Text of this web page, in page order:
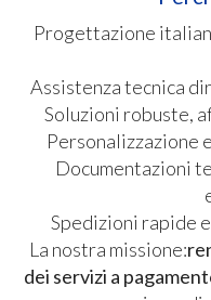
Progettazione
Assistenza tecnica
Soluzioni robuste,
Personalizzazione
Documentazioni
Spedizioni rapide
La nostra missione:
dei servizi a